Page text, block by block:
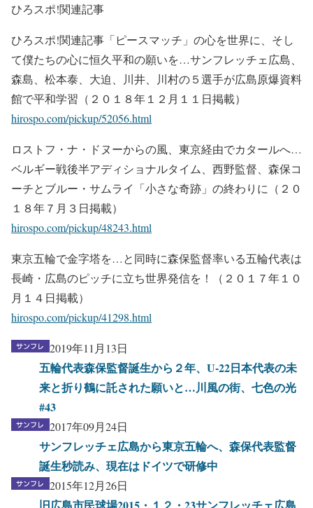
ひろスポ!関連記事
ひろスポ!関連記事「ピースマッチ」の心を世界に、そし
て僕たちの心に恒久平和の願いを…サンフレッチェ広島、
森島、松本泰、大迫、川井、川村の５選手が広島原爆資料
館で平和学習（２０１８年１２月１１日掲載）
hirospo.com/pickup/52056.html
ロストフ・ナ・ドヌーからの風、東京経由でカタールへ…
ベルギー戦後半アディショナルタイム、西野監督、森保コ
ーチとブルー・サムライ「小さな奇跡」の終わりに（２０
１８年７月３日掲載）
hirospo.com/pickup/48243.html
東京五輪で金字塔を…と同時に森保監督率いる五輪代表は
長崎・広島のピッチに立ち世界発信を！（２０１７年１０
月１４日掲載）
hirospo.com/pickup/41298.html
2019年11月13日
五輪代表森保監督誕生から２年、U-22日本代表の未
来と折り鶴に託された願いと…川風の街、七色の光
#43
2017年09月24日
サンフレッチェ広島から東京五輪へ、森保代表監督
誕生秒読み、現在はドイツで研修中
2015年12月26日
旧広島市民球場2015・１２・23サンフレッチェ広島